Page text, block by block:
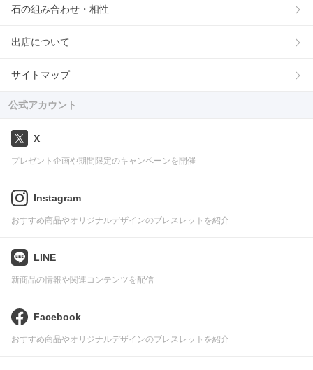
石の組み合わせ・相性
出店について
サイトマップ
公式アカウント
X
プレゼント企画や期間限定のキャンペーンを開催
Instagram
おすすめ商品やオリジナルデザインのブレスレットを紹介
LINE
新商品の情報や関連コンテンツを配信
Facebook
おすすめ商品やオリジナルデザインのブレスレットを紹介